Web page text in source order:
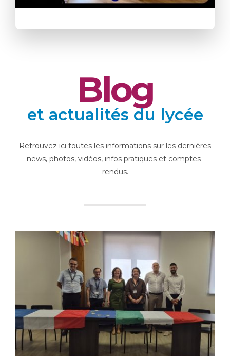
Blog
et actualités du lycée
Retrouvez ici toutes les informations sur les dernières
news, photos, vidéos, infos pratiques et comptes-
rendus.